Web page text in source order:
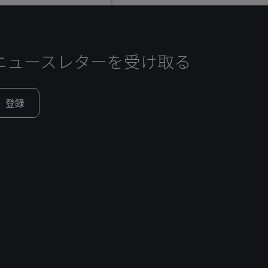
ュースレターを受け取る
登録